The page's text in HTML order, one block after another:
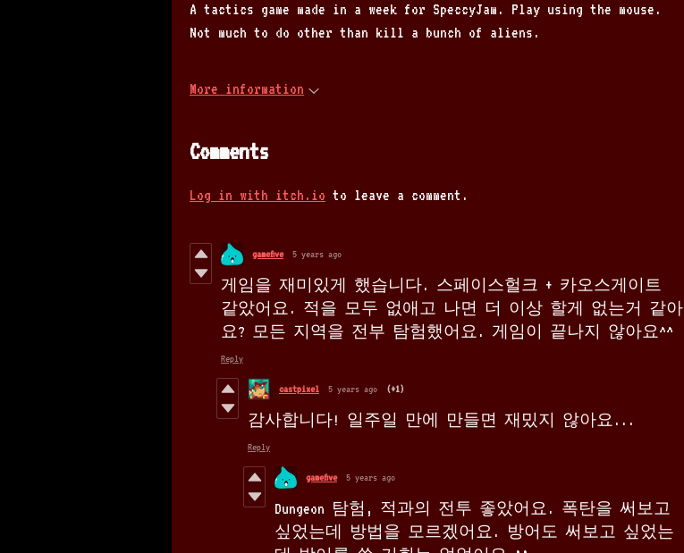
A tactics game made in a week for SpeccyJam. Play using the mouse.
Not much to do other than kill a bunch of aliens.
More information
Comments
Log in with itch.io to leave a comment.
gamefive 5 years ago
게임을 재미있게 했습니다. 스페이스헐크 + 카오스게이트
같았어요. 적을 모두 없애고 나면 더 이상 할게 없는거 같아
요? 모든 지역을 전부 탐험했어요. 게임이 끝나지 않아요^^
Reply
castpixel 5 years ago (+1)
감사합니다! 일주일 만에 만들면 재밌지 않아요...
Reply
gamefive 5 years ago
Dungeon 탐험, 적과의 전투 좋았어요. 폭탄을 써보고
싶었는데 방법을 모르겠어요. 방어도 써보고 싶었는